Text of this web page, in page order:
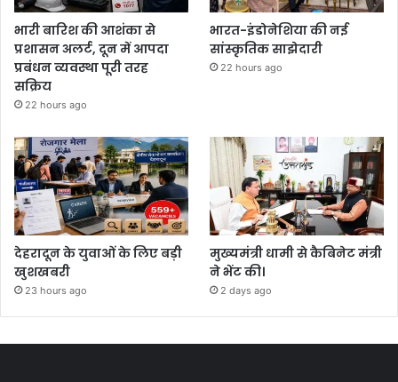
भारी बारिश की आशंका से
प्रशासन अलर्ट, दून में आपदा
प्रबंधन व्यवस्था पूरी तरह
सक्रिय
22 hours ago
भारत-इंडोनेशिया की नई
सांस्कृतिक साझेदारी
22 hours ago
देहरादून के युवाओं के लिए बड़ी
खुशखबरी
23 hours ago
मुख्यमंत्री धामी से कैबिनेट मंत्री
ने भेंट की।
2 days ago